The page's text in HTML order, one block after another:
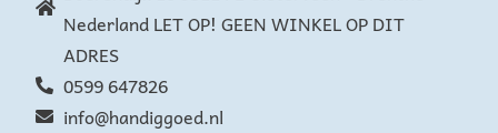
Nederland LET OP! GEEN WINKEL OP DIT
ADRES
0599 647826
info@handiggoed.nl